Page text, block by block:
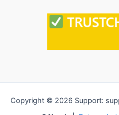
Copyright © 2026 Support: